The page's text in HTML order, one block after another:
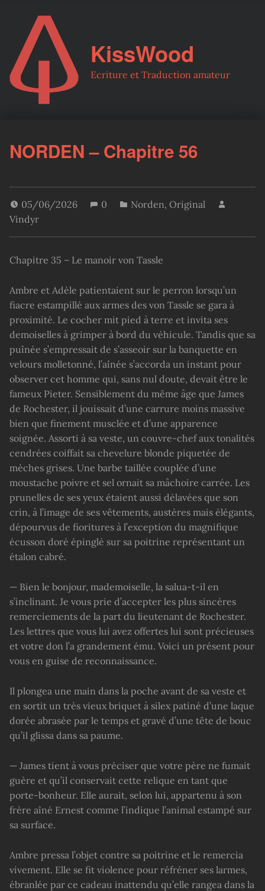
KissWood
Ecriture et Traduction amateur
NORDEN – Chapitre 56
05/06/2026 0 Norden, Original
Vindyr
Chapitre 35 – Le manoir von Tassle
Ambre et Adèle patientaient sur le perron lorsqu’un
fiacre estampillé aux armes des von Tassle se gara à
proximité. Le cocher mit pied à terre et invita ses
demoiselles à grimper à bord du véhicule. Tandis que sa
puînée s’empressait de s’asseoir sur la banquette en
velours molletonné, l’aînée s’accorda un instant pour
observer cet homme qui, sans nul doute, devait être le
fameux Pieter. Sensiblement du même âge que James
de Rochester, il jouissait d’une carrure moins massive
bien que finement musclée et d’une apparence
soignée. Assorti à sa veste, un couvre-chef aux tonalités
cendrées coiffait sa chevelure blonde piquetée de
mèches grises. Une barbe taillée couplée d’une
moustache poivre et sel ornait sa mâchoire carrée. Les
prunelles de ses yeux étaient aussi délavées que son
crin, à l’image de ses vêtements, austères mais élégants,
dépourvus de fioritures à l’exception du magnifique
écusson doré épinglé sur sa poitrine représentant un
étalon cabré.
— Bien le bonjour, mademoiselle, la salua-t-il en
s’inclinant. Je vous prie d’accepter les plus sincères
remerciements de la part du lieutenant de Rochester.
Les lettres que vous lui avez offertes lui sont précieuses
et votre don l’a grandement ému. Voici un présent pour
vous en guise de reconnaissance.
Il plongea une main dans la poche avant de sa veste et
en sortit un très vieux briquet à silex patiné d’une laque
dorée abrasée par le temps et gravé d’une tête de bouc
qu’il glissa dans sa paume.
— James tient à vous préciser que votre père ne fumait
guère et qu’il conservait cette relique en tant que
porte-bonheur. Elle aurait, selon lui, appartenu à son
frère aîné Ernest comme l’indique l’animal estampé sur
sa surface.
Ambre pressa l’objet contre sa poitrine et le remercia
vivement. Elle se fit violence pour réfréner ses larmes,
ébranlée par ce cadeau inattendu qu’elle rangea dans la